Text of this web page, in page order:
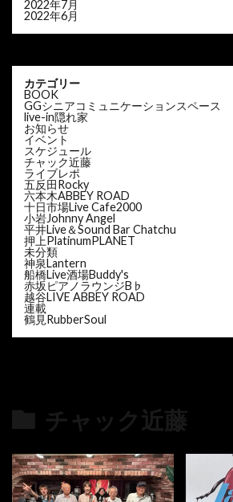
2022年7月
2022年6月
カテゴリー
BOOK
GGシニアコミュニケーションスペース
live-in隠れ家
お知らせ
イベント
スケジュール
チャック近藤
ライブレポ
五反田Rocky
六本木ABBEY ROAD
十日市場Live Cafe2000
小岩Johnny Angel
平井Live＆Sound Bar Chatchu
押上PlatinumPLANET
未分類
神泉Lantern
船橋Live酒場Buddy's
赤坂ピアノラウンジB♭
越谷LIVE ABBEY ROAD
連載
鶴見RubberSoul
チャック近藤